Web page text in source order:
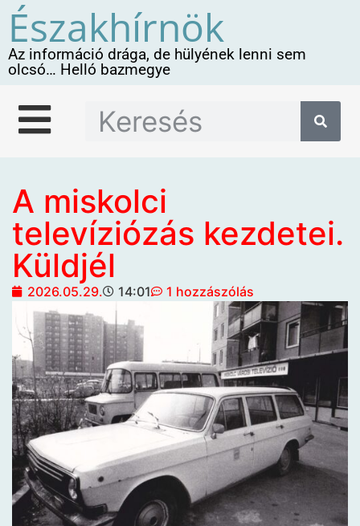
Északhírnök
Az információ drága, de hülyének lenni sem
olcsó… Helló bazmegye
A miskolci
televíziózás kezdetei.
Küldjél
2026.05.29. 14:01 1 hozzászólás